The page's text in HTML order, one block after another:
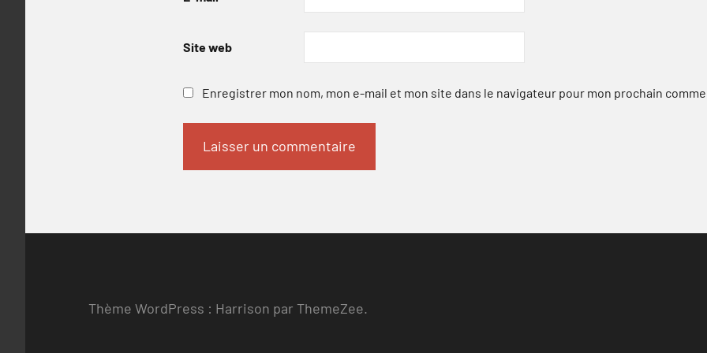
Site web
Enregistrer mon nom, mon e-mail et mon site dans le navigateur pour mon prochain
Thème WordPress : Harrison par ThemeZee.